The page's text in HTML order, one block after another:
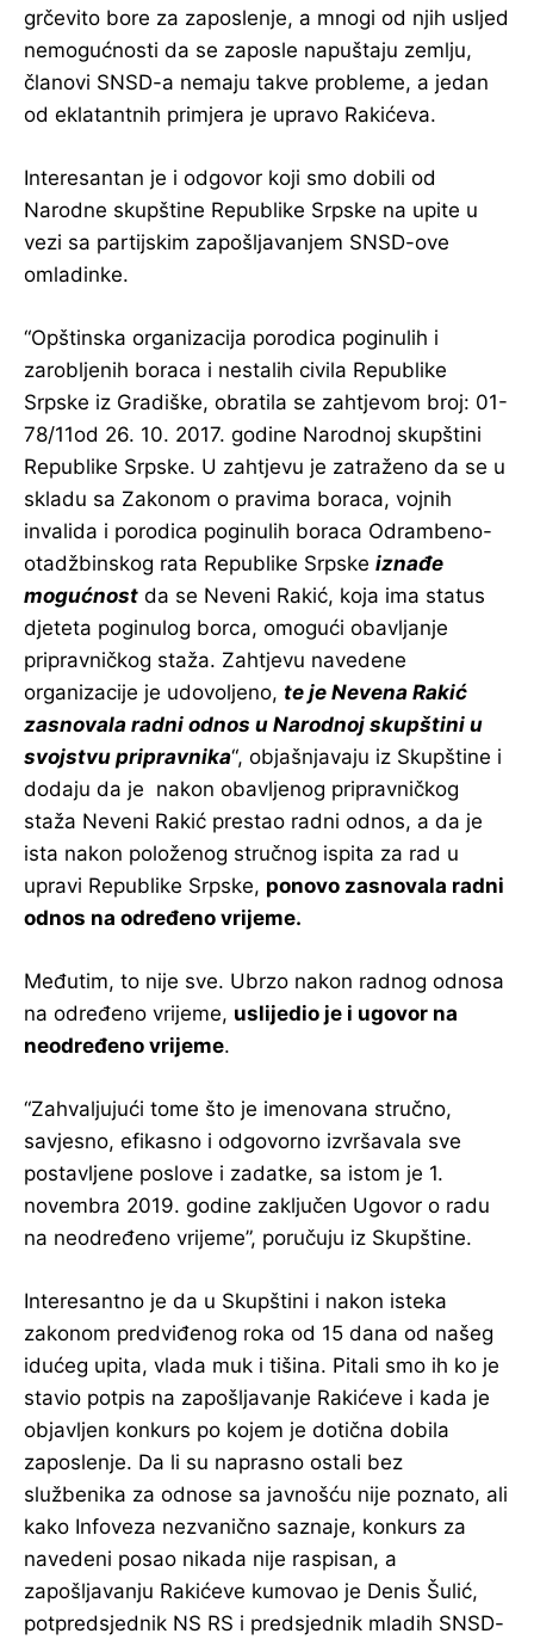
grčevito bore za zaposlenje, a mnogi od njih usljed
nemogućnosti da se zaposle napuštaju zemlju,
članovi SNSD-a nemaju takve probleme, a jedan
od eklatantnih primjera je upravo Rakićeva.
Interesantan je i odgovor koji smo dobili od
Narodne skupštine Republike Srpske na upite u
vezi sa partijskim zapošljavanjem SNSD-ove
omladinke.
“Opštinska organizacija porodica poginulih i
zarobljenih boraca i nestalih civila Republike
Srpske iz Gradiške, obratila se zahtjevom broj: 01-
78/11od 26. 10. 2017. godine Narodnoj skupštini
Republike Srpske. U zahtjevu je zatraženo da se u
skladu sa Zakonom o pravima boraca, vojnih
invalida i porodica poginulih boraca Odrambeno-
otadžbinskog rata Republike Srpske iznađe
mogućnost da se Neveni Rakić, koja ima status
djeteta poginulog borca, omogući obavljanje
pripravničkog staža. Zahtjevu navedene
organizacije je udovoljeno, te je Nevena Rakić
zasnovala radni odnos u Narodnoj skupštini u
svojstvu pripravnika“, objašnjavaju iz Skupštine i
dodaju da je nakon obavljenog pripravničkog
staža Neveni Rakić prestao radni odnos, a da je
ista nakon položenog stručnog ispita za rad u
upravi Republike Srpske, ponovo zasnovala radni
odnos na određeno vrijeme.
Međutim, to nije sve. Ubrzo nakon radnog odnosa
na određeno vrijeme, uslijedio je i ugovor na
neodređeno vrijeme.
“Zahvaljujući tome što je imenovana stručno,
savjesno, efikasno i odgovorno izvršavala sve
postavljene poslove i zadatke, sa istom je 1.
novembra 2019. godine zaključen Ugovor o radu
na neodređeno vrijeme”, poručuju iz Skupštine.
Interesantno je da u Skupštini i nakon isteka
zakonom predviđenog roka od 15 dana od našeg
idućeg upita, vlada muk i tišina. Pitali smo ih ko je
stavio potpis na zapošljavanje Rakićeve i kada je
objavljen konkurs po kojem je dotična dobila
zaposlenje. Da li su naprasno ostali bez
službenika za odnose sa javnošću nije poznato, ali
kako Infoveza nezvanično saznaje, konkurs za
navedeni posao nikada nije raspisan, a
zapošljavanju Rakićeve kumovao je Denis Šulić,
potpredsjednik NS RS i predsjednik mladih SNSD-